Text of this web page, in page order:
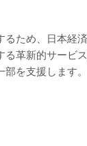
るため、日本経
る革新的サービ
を支援します。